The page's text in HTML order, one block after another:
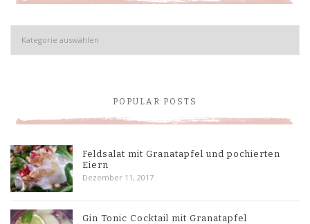
Kategorien
POPULAR POSTS
Feldsalat mit Granatapfel und pochierten
Eiern
Dezember 11, 2017
Gin Tonic Cocktail mit Granatapfel